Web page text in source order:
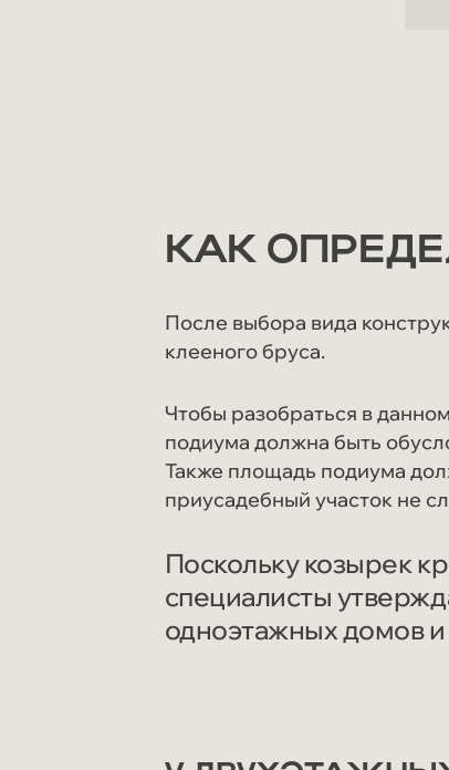
КАК
После выбора вида
клееного бруса.
Чтобы разобраться в
подиума должна быть
Также площадь подиума
приусадебный участок не
Поскольку козырек
специалисты
одноэтажных домов